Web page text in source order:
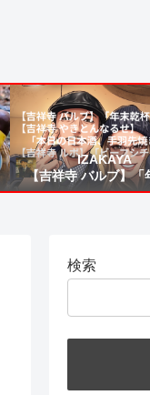
IZAKAYA
【吉祥寺 バルブ】「
杯」【吉祥寺 やきと
検索